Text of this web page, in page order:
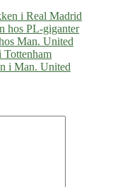
i Real Madrid
hos PL-giganter
Man. United
i Man. United